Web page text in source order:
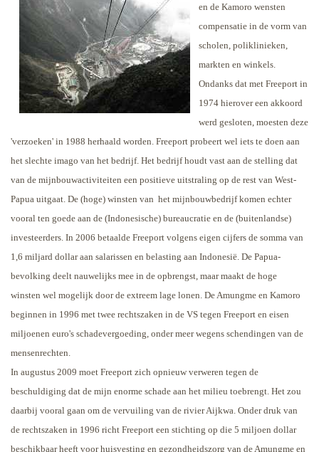
en de Kamoro wensten
compensatie in de vorm van
scholen, poliklinieken,
markten en winkels.
Ondanks dat met Freeport in
1974 hierover een akkoord
werd gesloten, moesten deze
'verzoeken' in 1988 herhaald worden. Freeport probeert wel iets te doen aan
het slechte imago van het bedrijf. Het bedrijf houdt vast aan de stelling dat
van de mijnbouwactiviteiten een positieve uitstraling op de rest van West-
Papua uitgaat. De (hoge) winsten van het mijnbouwbedrijf komen echter
vooral ten goede aan de (Indonesische) bureaucratie en de (buitenlandse)
investeerders. In 2006 betaalde Freeport volgens eigen cijfers de somma van
1,6 miljard dollar aan salarissen en belasting aan Indonesië. De Papua-
bevolking deelt nauwelijks mee in de opbrengst, maar maakt de hoge
winsten wel mogelijk door de extreem lage lonen. De Amungme en Kamoro
beginnen in 1996 met twee rechtszaken in de VS tegen Freeport en eisen
miljoenen euro's schadevergoeding, onder meer wegens schendingen van de
mensenrechten.
In augustus 2009 moet Freeport zich opnieuw verweren tegen de
beschuldiging dat de mijn enorme schade aan het milieu toebrengt. Het zou
daarbij vooral gaan om de vervuiling van de rivier Aijkwa. Onder druk van
de rechtszaken in 1996 richt Freeport een stichting op die 5 miljoen dollar
beschikbaar heeft voor huisvesting en gezondheidszorg van de Amungme en